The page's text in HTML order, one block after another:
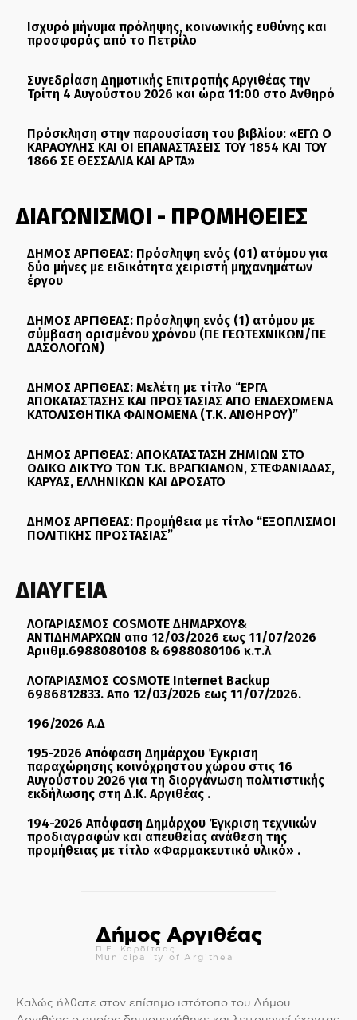
Ισχυρό μήνυμα πρόληψης, κοινωνικής ευθύνης και
προσφοράς από το Πετρίλο
Συνεδρίαση Δημοτικής Επιτροπής Αργιθέας την
Τρίτη 4 Αυγούστου 2026 και ώρα 11:00 στο Ανθηρό
Πρόσκληση στην παρουσίαση του βιβλίου: «ΕΓΩ Ο
ΚΑΡΑΟΥΛΗΣ ΚΑΙ ΟΙ ΕΠΑΝΑΣΤΑΣΕΙΣ ΤΟΥ 1854 ΚΑΙ ΤΟΥ
1866 ΣΕ ΘΕΣΣΑΛΙΑ ΚΑΙ ΑΡΤΑ»
ΔΙΑΓΩΝΙΣΜΟΙ - ΠΡΟΜΗΘΕΙΕΣ
ΔΗΜΟΣ ΑΡΓΙΘΕΑΣ: Πρόσληψη ενός (01) ατόμου για
δύο μήνες με ειδικότητα χειριστή μηχανημάτων
έργου
ΔΗΜΟΣ ΑΡΓΙΘΕΑΣ: Πρόσληψη ενός (1) ατόμου με
σύμβαση ορισμένου χρόνου (ΠΕ ΓΕΩΤΕΧΝΙΚΩΝ/ΠΕ
ΔΑΣΟΛΟΓΩΝ)
ΔΗΜΟΣ ΑΡΓΙΘΕΑΣ: Μελέτη με τίτλο “ΕΡΓΑ
ΑΠΟΚΑΤΑΣΤΑΣΗΣ ΚΑΙ ΠΡΟΣΤΑΣΙΑΣ ΑΠΟ ΕΝΔΕΧΟΜΕΝΑ
ΚΑΤΟΛΙΣΘΗΤΙΚΑ ΦΑΙΝΟΜΕΝΑ (Τ.Κ. ΑΝΘΗΡΟΥ)”
ΔΗΜΟΣ ΑΡΓΙΘΕΑΣ: ΑΠΟΚΑΤΑΣΤΑΣΗ ΖΗΜΙΩΝ ΣΤΟ
ΟΔΙΚΟ ΔΙΚΤΥΟ ΤΩΝ Τ.Κ. ΒΡΑΓΚΙΑΝΩΝ, ΣΤΕΦΑΝΙΑΔΑΣ,
ΚΑΡΥΑΣ, ΕΛΛΗΝΙΚΩΝ ΚΑΙ ΔΡΟΣΑΤΟ
ΔΗΜΟΣ ΑΡΓΙΘΕΑΣ: Προμήθεια με τίτλο “ΕΞΟΠΛΙΣΜΟΙ
ΠΟΛΙΤΙΚΗΣ ΠΡΟΣΤΑΣΙΑΣ”
ΔΙΑΥΓΕΙΑ
ΛΟΓΑΡΙΑΣΜΟΣ COSMOTE ΔΗΜΑΡΧΟΥ&
ΑΝΤΙΔΗΜΑΡΧΩΝ απο 12/03/2026 εως 11/07/2026
Αριιθμ.6988080108 & 6988080106 κ.τ.λ
ΛΟΓΑΡΙΑΣΜΟΣ COSMOTE Internet Backup
6986812833. Απο 12/03/2026 εως 11/07/2026.
196/2026 Α.Δ
195-2026 Απόφαση Δημάρχου Έγκριση
παραχώρησης κοινόχρηστου χώρου στις 16
Αυγούστου 2026 για τη διοργάνωση πολιτιστικής
εκδήλωσης στη Δ.Κ. Αργιθέας .
194-2026 Απόφαση Δημάρχου Έγκριση τεχνικών
προδιαγραφών και απευθείας ανάθεση της
προμήθειας με τίτλο «Φαρμακευτικό υλικό» .
Δήμος Αργιθέας
Π.Ε. Καρδίτσας
Municipality of Argithea
Καλώς ήλθατε στον επίσημο ιστότοπο του Δήμου